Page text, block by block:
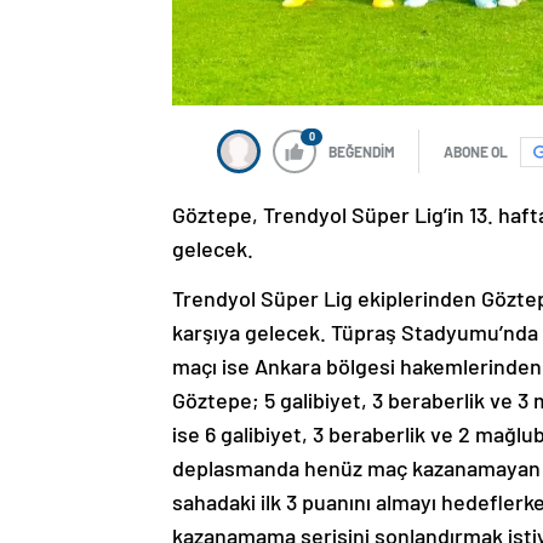
0
BEĞENDİM ABONE OL
Göztepe, Trendyol Süper Lig’in 13.
gelecek.
Trendyol Süper Lig ekiplerinden
karşıya gelecek. Tüpraş
maçı ise Ankara bölgesi
Göztepe; 5 galibiyet, 3 beraberlik ve 3
ise 6 galibiyet, 3 beraberlik ve 2
deplasmanda henüz maç
sahadaki ilk 3 puanını almayı
kazanamama serisini sonlandırmak